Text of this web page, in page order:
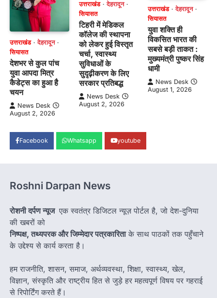
उत्तराखंड
देहरादून
सियासत
देशभर से कुल पांच
युवा आपदा मित्र
कैडेट्स का हुआ है
चयन
News Desk
August 2, 2026
उत्तराखंड
देहरादून
सियासत
टिहरी में मेडिकल
कॉलेज की स्थापना
को लेकर हुई विस्तृत
चर्चा, स्वास्थ्य
सुविधाओं के
सुदृढ़ीकरण के लिए
सरकार प्रतिबद्ध
News Desk
August 2, 2026
उत्तराखंड
देहरादून
सियासत
युवा शक्ति ही
विकसित भारत की
सबसे बड़ी ताकत :
मुख्यमंत्री पुष्कर सिंह
धामी
News Desk
August 1, 2026
Facebook Whatsapp youtube
Roshni Darpan News
रोशनी दर्पण न्यूज एक स्वतंत्र डिजिटल न्यूज़ पोर्टल है, जो देश-दुनिया
की खबरों को
निष्पक्ष, तथ्यपरक और जिम्मेदार पत्रकारिताके साथ पाठकों तक पहुँचाने
के उद्देश्य से कार्य करता है।
हम राजनीति, शासन, समाज, अर्थव्यवस्था, शिक्षा, स्वास्थ्य, खेल,
विज्ञान, संस्कृति और राष्ट्रीय हित से जुड़े हर महत्वपूर्ण विषय पर गहराई
से रिपोर्टिंग करते हैं।